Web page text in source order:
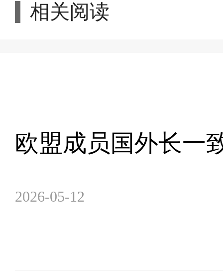
相关阅读
欧盟成员国外长一
2026-05-12